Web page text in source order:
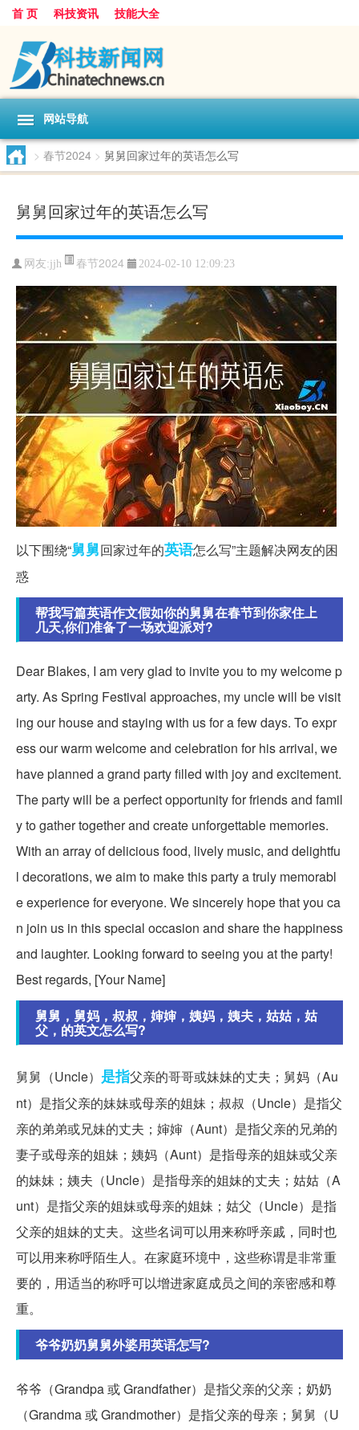
首 页 科技资讯 技能大全
网站导航
> 春节2024 > 舅舅回家过年的英语怎么写
舅舅回家过年的英语怎么写
网友:jjh 春节2024 2024-02-10 12:09:23
以下围绕“舅舅回家过年的英语怎么写”主题解决网友的困
惑
帮我写篇英语作文假如你的舅舅在春节到你家住上
几天,你们准备了一场欢迎派对?
Dear Blakes, I am very glad to invite you to my welcome p
arty. As Spring Festival approaches, my uncle will be visit
ing our house and staying with us for a few days. To expr
ess our warm welcome and celebration for his arrival, we
have planned a grand party filled with joy and excitement.
The party will be a perfect opportunity for friends and famil
y to gather together and create unforgettable memories.
With an array of delicious food, lively music, and delightfu
l decorations, we aim to make this party a truly memorabl
e experience for everyone. We sincerely hope that you ca
n join us in this special occasion and share the happiness
and laughter. Looking forward to seeing you at the party!
Best regards, [Your Name]
舅舅，舅妈，叔叔，婶婶，姨妈，姨夫，姑姑，姑
父，的英文怎么写?
舅舅（Uncle） 是指父亲的哥哥或妹妹的丈夫；舅妈（Au
nt）是指父亲的妹妹或母亲的姐妹；叔叔（Uncle）是指父
亲的弟弟或兄妹的丈夫；婶婶（Aunt）是指父亲的兄弟的
妻子或母亲的姐妹；姨妈（Aunt）是指母亲的姐妹或父亲
的妹妹；姨夫（Uncle）是指母亲的姐妹的丈夫；姑姑（A
unt）是指父亲的姐妹或母亲的姐妹；姑父（Uncle）是指
父亲的姐妹的丈夫。这些名词可以用来称呼亲戚，同时也
可以用来称呼陌生人。在家庭环境中，这些称谓是非常重
要的，用适当的称呼可以增进家庭成员之间的亲密感和尊
重。
爷爷奶奶舅舅外婆用英语怎写?
爷爷（Grandpa 或 Grandfather）是指父亲的父亲；奶奶
（Grandma 或 Grandmother）是指父亲的母亲；舅舅（U